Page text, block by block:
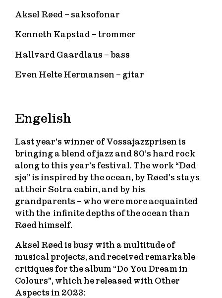
Aksel Røed – saksofonar
Kenneth Kapstad – trommer
Hallvard Gaardlaus – bass
Even Helte Hermansen – gitar
Engelish
Last year’s winner of Vossajazzprisen is
bringing a blend of jazz and 80’s hard rock
along to this year’s festival. The work “Død
sjø” is inspired by the ocean, by Røed’s stays
at their Sotra cabin, and by his
grandparents – who were more acquainted
with the infinite depths of the ocean than
Røed himself.
Aksel Røed is busy with a multitude of
musical projects, and received remarkable
critiques for the album “Do You Dream in
Colours”, which he released with Other
Aspects in 2023: